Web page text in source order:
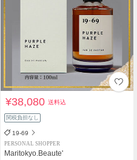
¥38,080送料込
関税負担なし
19-69
PERSONAL SHOPPER
Maritokyo.Beaute'